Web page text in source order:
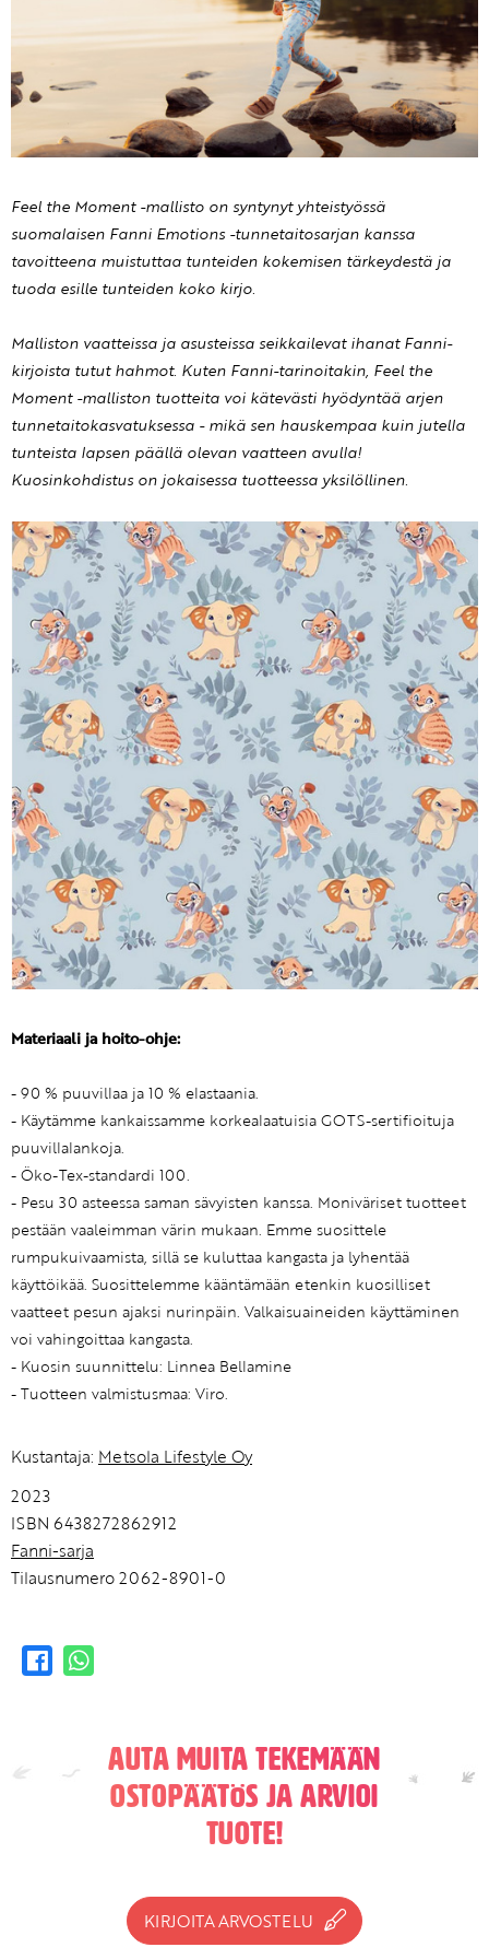
Feel the Moment -mallisto on syntynyt yhteistyössä
suomalaisen Fanni Emotions -tunnetaitosarjan kanssa
tavoitteena muistuttaa tunteiden kokemisen tärkeydestä ja
tuoda esille tunteiden koko kirjo.
Malliston vaatteissa ja asusteissa seikkailevat ihanat Fanni-
kirjoista tutut hahmot. Kuten Fanni-tarinoitakin, Feel the
Moment -malliston tuotteita voi kätevästi hyödyntää arjen
tunnetaitokasvatuksessa - mikä sen hauskempaa kuin jutella
tunteista lapsen päällä olevan vaatteen avulla!
Kuosinkohdistus on jokaisessa tuotteessa yksilöllinen.
Materiaali ja hoito-ohje:
- 90 % puuvillaa ja 10 % elastaania.
- Käytämme kankaissamme korkealaatuisia GOTS-sertifioituja
puuvillalankoja.
- Öko-Tex-standardi 100.
- Pesu 30 asteessa saman sävyisten kanssa. Moniväriset tuotteet
pestään vaaleimman värin mukaan. Emme suosittele
rumpukuivaamista, sillä se kuluttaa kangasta ja lyhentää
käyttöikää. Suosittelemme kääntämään etenkin kuosilliset
vaatteet pesun ajaksi nurinpäin. Valkaisuaineiden käyttäminen
voi vahingoittaa kangasta.
- Kuosin suunnittelu: Linnea Bellamine
- Tuotteen valmistusmaa: Viro.
Kustantaja: Metsola Lifestyle Oy
2023
ISBN 6438272862912
Fanni-sarja
Tilausnumero 2062-8901-0
Auta muita tekemään
ostopäätös ja arvioi
tuote!
KIRJOITA ARVOSTELU